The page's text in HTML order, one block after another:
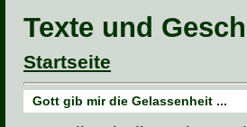
Texte und
Startseite
Gott gib mir die Gelassenheit ...